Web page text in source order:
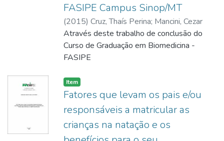
FASIPE Campus Sinop/MT
(2015) Cruz, Thaís Perina; Mancini, Cezar
Ernani
Através deste trabalho de conclusão do
Curso de Graduação em Biomedicina -
FASIPE
tema é Avaliação microbiológica de livros da
área
da saúde com maior e menor circulação na
Biblioteca Central da Faculdade de Sinop,
buscouse trazer um pouco da realidade
Item
Fatores que levam os pais e/ou
responsáveis a matricular as
crianças na natação e os